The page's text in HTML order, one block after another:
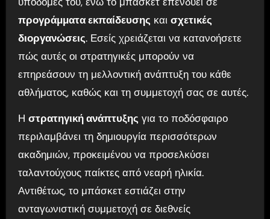
προγράμματα εκπαίδευσης και σχετικές
διοργανώσεις. Εσείς χρειάζεται να κατανοήσετε
πώς αυτές οι στρατηγικές μπορούν να
επηρεάσουν τη μελλοντική ανάπτυξη του κάθε
αθλήματος, καθώς και τη συμμετοχή σας σε αυτές.
Η στρατηγική ανάπτυξης για το ποδόσφαιρο
περιλαμβάνει τη δημιουργία περισσότερων
ακαδημιών, προκειμένου να προσελκύσει
ταλαντούχους παίκτες από νεαρή ηλικία.
Αντιθέτως, το μπάσκετ εστιάζει στην
ανταγωνιστική συμμετοχή σε διεθνείς